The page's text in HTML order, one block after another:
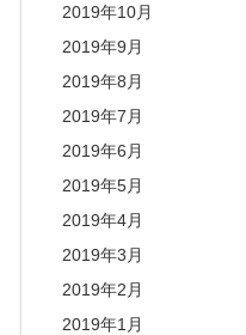
2019年10月
2019年9月
2019年8月
2019年7月
2019年6月
2019年5月
2019年4月
2019年3月
2019年2月
2019年1月